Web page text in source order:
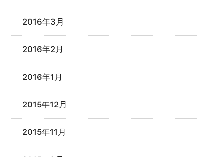
2016年3月
2016年2月
2016年1月
2015年12月
2015年11月